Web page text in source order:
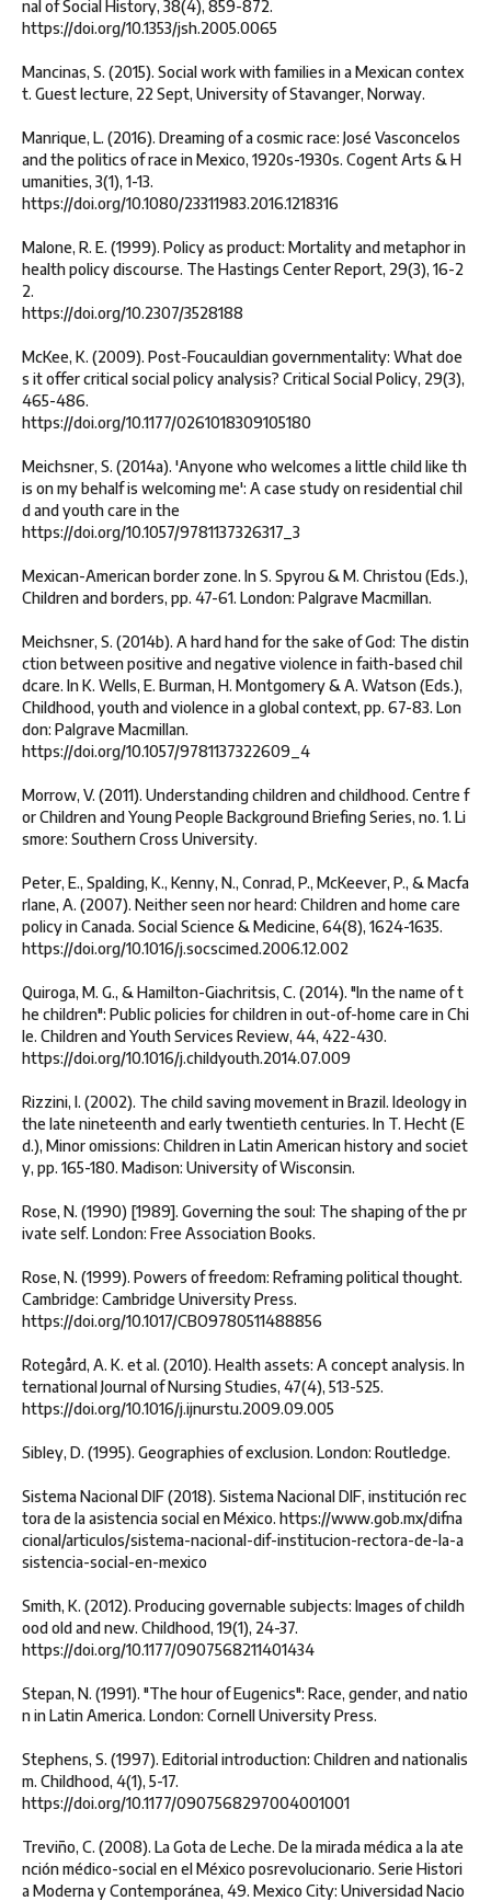
nal of Social History, 38(4), 859-872.
https://doi.org/10.1353/jsh.2005.0065
Mancinas, S. (2015). Social work with families in a Mexican contex
t. Guest lecture, 22 Sept, University of Stavanger, Norway.
Manrique, L. (2016). Dreaming of a cosmic race: José Vasconcelos
and the politics of race in Mexico, 1920s-1930s. Cogent Arts & H
umanities, 3(1), 1-13.
https://doi.org/10.1080/23311983.2016.1218316
Malone, R. E. (1999). Policy as product: Mortality and metaphor in
health policy discourse. The Hastings Center Report, 29(3), 16-2
2.
https://doi.org/10.2307/3528188
McKee, K. (2009). Post-Foucauldian governmentality: What doe
s it offer critical social policy analysis? Critical Social Policy, 29(3),
465-486.
https://doi.org/10.1177/0261018309105180
Meichsner, S. (2014a). 'Anyone who welcomes a little child like th
is on my behalf is welcoming me': A case study on residential chil
d and youth care in the
https://doi.org/10.1057/9781137326317_3
Mexican-American border zone. In S. Spyrou & M. Christou (Eds.),
Children and borders, pp. 47-61. London: Palgrave Macmillan.
Meichsner, S. (2014b). A hard hand for the sake of God: The distin
ction between positive and negative violence in faith-based chil
dcare. In K. Wells, E. Burman, H. Montgomery & A. Watson (Eds.),
Childhood, youth and violence in a global context, pp. 67-83. Lon
don: Palgrave Macmillan.
https://doi.org/10.1057/9781137322609_4
Morrow, V. (2011). Understanding children and childhood. Centre f
or Children and Young People Background Briefing Series, no. 1. Li
smore: Southern Cross University.
Peter, E., Spalding, K., Kenny, N., Conrad, P., McKeever, P., & Macfa
rlane, A. (2007). Neither seen nor heard: Children and home care
policy in Canada. Social Science & Medicine, 64(8), 1624-1635.
https://doi.org/10.1016/j.socscimed.2006.12.002
Quiroga, M. G., & Hamilton-Giachritsis, C. (2014). "In the name of t
he children": Public policies for children in out-of-home care in Chi
le. Children and Youth Services Review, 44, 422-430.
https://doi.org/10.1016/j.childyouth.2014.07.009
Rizzini, I. (2002). The child saving movement in Brazil. Ideology in
the late nineteenth and early twentieth centuries. In T. Hecht (E
d.), Minor omissions: Children in Latin American history and societ
y, pp. 165-180. Madison: University of Wisconsin.
Rose, N. (1990) [1989]. Governing the soul: The shaping of the pr
ivate self. London: Free Association Books.
Rose, N. (1999). Powers of freedom: Reframing political thought.
Cambridge: Cambridge University Press.
https://doi.org/10.1017/CBO9780511488856
Rotegård, A. K. et al. (2010). Health assets: A concept analysis. In
ternational Journal of Nursing Studies, 47(4), 513-525.
https://doi.org/10.1016/j.ijnurstu.2009.09.005
Sibley, D. (1995). Geographies of exclusion. London: Routledge.
Sistema Nacional DIF (2018). Sistema Nacional DIF, institución rec
tora de la asistencia social en México. https://www.gob.mx/difna
cional/articulos/sistema-nacional-dif-institucion-rectora-de-la-a
sistencia-social-en-mexico
Smith, K. (2012). Producing governable subjects: Images of childh
ood old and new. Childhood, 19(1), 24-37.
https://doi.org/10.1177/0907568211401434
Stepan, N. (1991). "The hour of Eugenics": Race, gender, and natio
n in Latin America. London: Cornell University Press.
Stephens, S. (1997). Editorial introduction: Children and nationalis
m. Childhood, 4(1), 5-17.
https://doi.org/10.1177/0907568297004001001
Treviño, C. (2008). La Gota de Leche. De la mirada médica a la ate
nción médico-social en el México posrevolucionario. Serie Histori
a Moderna y Contemporánea, 49. Mexico City: Universidad Nacio